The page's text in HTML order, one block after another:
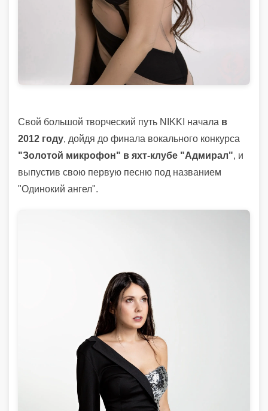
Свой большой творческий путь NIKKI начала в
2012 году, дойдя до финала вокального конкурса
"Золотой микрофон" в яхт-клубе "Адмирал", и
выпустив свою первую песню под названием
"Одинокий ангел".